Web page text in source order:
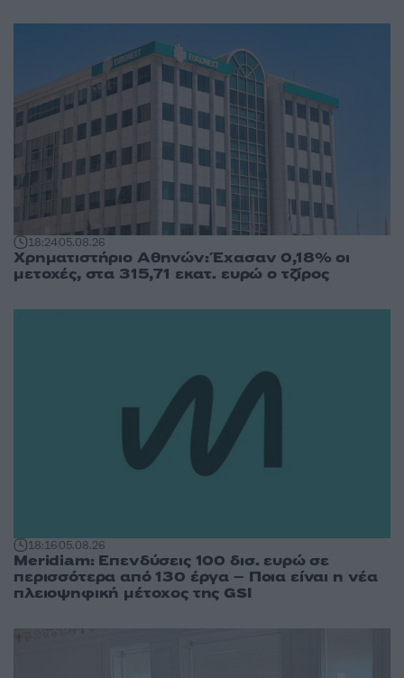
18:2405.08.26
Χρηματιστήριο Αθηνών: Έχασαν 0,18% οι
μετοχές, στα 315,71 εκατ. ευρώ ο τζίρος
18:1605.08.26
Meridiam: Επενδύσεις 100 δισ. ευρώ σε
περισσότερα από 130 έργα – Ποια είναι η νέα
πλειοψηφική μέτοχος της GSI